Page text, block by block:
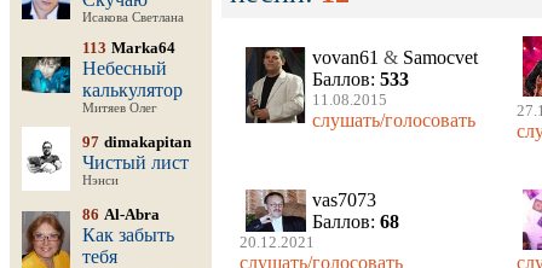
Исакова Светлана
113 Marka64
Небесный
калькулятор
Митяев Олег
97 dimakapitan
Чистый лист
Нэнси
86 Al-Abra
Как забыть
тебя
vovan61 & Samocvet
Баллов: 533
11.08.2015
слушать/голосовать
vas7073
Баллов: 68
20.12.2021
слушать/голосовать